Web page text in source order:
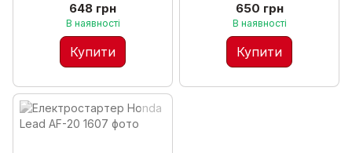
648 грн
В наявності
Купити
650 грн
В наявності
Купити